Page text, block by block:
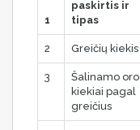
1
paskirtis ir
tipas
2 Greičių kiekis
3
Šalinamo oro
kiekiai pagal
greičius